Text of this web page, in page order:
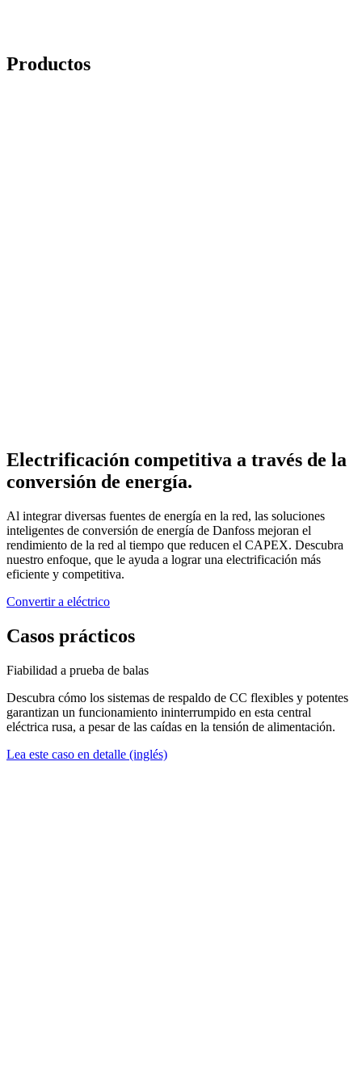
Productos
Electrificación competitiva a través de la
conversión de energía.
Al integrar diversas fuentes de energía en la red, las soluciones
inteligentes de conversión de energía de Danfoss mejoran el
rendimiento de la red al tiempo que reducen el CAPEX. Descubra
nuestro enfoque, que le ayuda a lograr una electrificación más
eficiente y competitiva.
Convertir a eléctrico
Casos prácticos
Fiabilidad a prueba de balas
Descubra cómo los sistemas de respaldo de CC flexibles y potentes
garantizan un funcionamiento ininterrumpido en esta central
eléctrica rusa, a pesar de las caídas en la tensión de alimentación.
Lea este caso en detalle (inglés)